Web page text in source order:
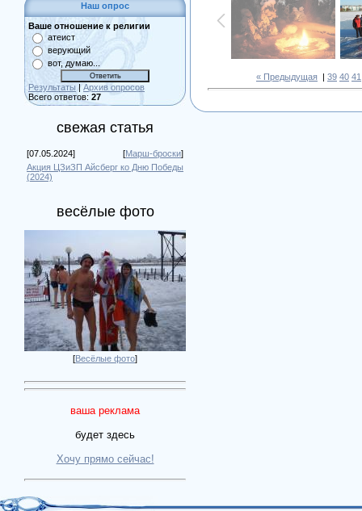
Наш опрос
Ваше отношение к религии
атеист
верующий
вот, думаю...
Результаты | Архив опросов
Всего ответов: 27
свежая статья
[07.05.2024] [Марш-броски]
Акция ЦЗиЗП Айсберг ко Дню Победы
(2024)
весёлые фото
[Весёлые фото]
ваша реклама
будет здесь
Хочу прямо сейчас!
« Предыдущая | 39 40 41